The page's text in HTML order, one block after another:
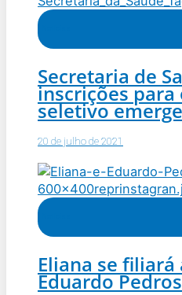
Secretaria de
inscrições para
seletivo
20 de julho de 2021
Eliana se filiará
Eduardo